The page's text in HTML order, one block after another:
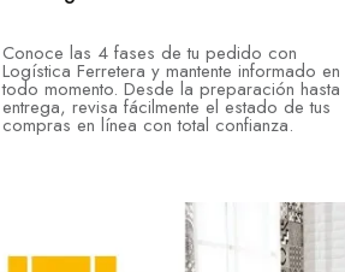
Conoce las 4 fases de tu pedido con
Logística Ferretera y mantente informado en
todo momento. Desde la preparación hasta
entrega, revisa fácilmente el estado de tus
compras en línea con total confianza.